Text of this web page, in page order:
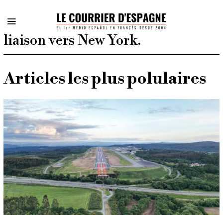
liaison vers New York.
Articles les plus polulaires